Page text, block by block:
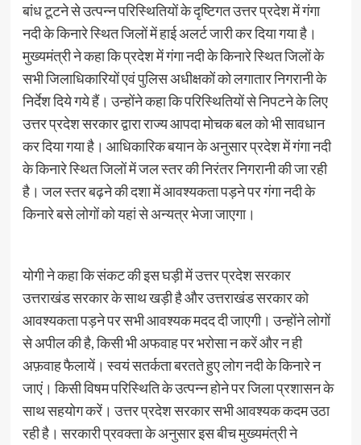
बांध टूटने से उत्पन्न परिस्थितियों के दृष्टिगत उत्तर प्रदेश में गंगा
नदी के किनारे स्थित जिलों में हाई अलर्ट जारी कर दिया गया है।
मुख्यमंत्री ने कहा कि प्रदेश में गंगा नदी के किनारे स्थित जिलों के
सभी जिलाधिकारियों एवं पुलिस अधीक्षकों को लगातार निगरानी के
निर्देश दिये गये हैं। उन्होंने कहा कि परिस्थितियों से निपटने के लिए
उत्तर प्रदेश सरकार द्वारा राज्‍य आपदा मोचक बल को भी सावधान
कर दिया गया है। आधिकारिक बयान के अनुसार प्रदेश में गंगा नदी
के किनारे स्थित जिलों में जल स्तर की निरंतर निगरानी की जा रही
है। जल स्तर बढ़ने की दशा में आवश्यकता पड़ने पर गंगा नदी के
किनारे बसे लोगों को यहां से अन्यत्र भेजा जाएगा।
योगी ने कहा कि संकट की इस घड़ी में उत्तर प्रदेश सरकार
उत्तराखंड सरकार के साथ खड़ी है और उत्तराखंड सरकार को
आवश्यकता पड़ने पर सभी आवश्यक मदद दी जाएगी। उन्होंने लोगों
से अपील की है, किसी भी अफवाह पर भरोसा न करें और न ही
अफ़वाह फैलायें। स्वयं सतर्कता बरतते हुए लोग नदी के किनारे न
जाएं। किसी विषम परिस्थिति के उत्पन्न होने पर जिला प्रशासन के
साथ सहयोग करें। उत्तर प्रदेश सरकार सभी आवश्यक कदम उठा
रही है। सरकारी प्रवक्‍ता के अनुसार इस बीच मुख्‍यमंत्री ने